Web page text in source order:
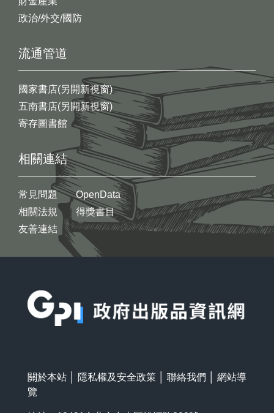
政治/外交/國防
流通管道
國家書店(另開新視窗)
五南書店(另開新視窗)
寄存圖書館
相關連結
常見問題
相關法規
友善連結
OpenData
得獎書目
關於本站 隱私權及安全政策 聯絡我們
網站導
覽